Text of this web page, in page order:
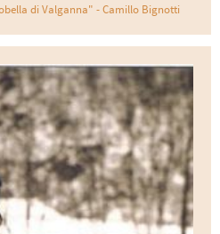
di Valganna" - Camillo Bignotti